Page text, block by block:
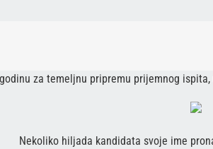
za temeljnu pripremu prijemnog
Nekoliko hiljada kandidata svoje ime